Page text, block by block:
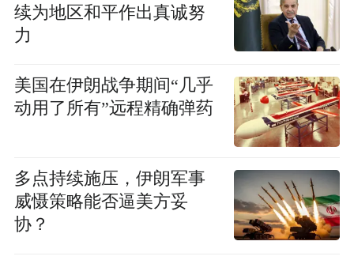
续为地区和平作出真诚努
力
美国在伊朗战争期间“几乎
动用了所有”远程精确弹药
多点持续施压，伊朗军事
威慑策略能否逼美方妥
协？